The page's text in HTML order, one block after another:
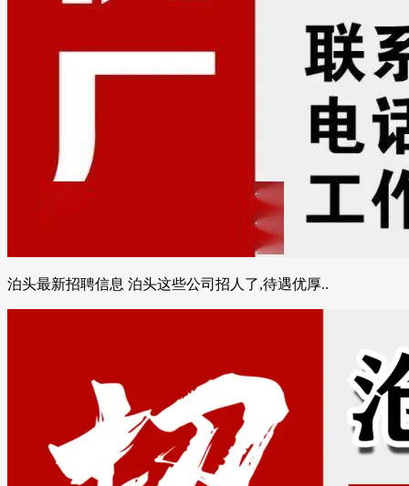
泊头最新招聘信息 泊头这些公司招人了,待遇优厚..